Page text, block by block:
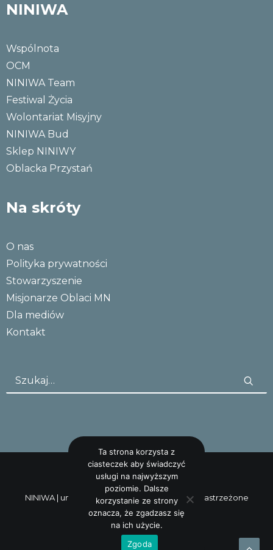
NINIWA
Wspólnota
OCM
NINIWA Team
Festiwal Życia
Wolontariat Misyjny
NINIWA Bud
Sklep NINIWY
Oblacka Przystań
Na skróty
O nas
Polityka prywatności
Stowarzyszenie
Misjonarze Oblaci MN
Dla mediów
Kontakt
NINIWA | uncreative: studioWszystkie prawa zastrzeżone
Ta strona korzysta z
ciasteczek aby świadczyć
usługi na najwyższym
poziomie. Dalsze
korzystanie ze strony
oznacza, że zgadzasz się
na ich użycie.
Zgoda